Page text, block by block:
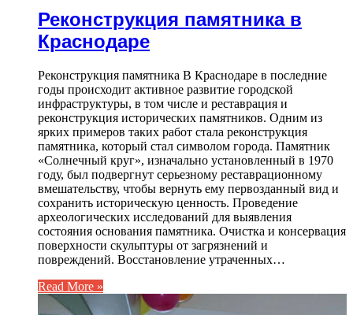
Реконструкция памятника в
Краснодаре
Реконструкция памятника В Краснодаре в последние
годы происходит активное развитие городской
инфраструктуры, в том числе и реставрация и
реконструкция исторических памятников. Одним из
ярких примеров таких работ стала реконструкция
памятника, который стал символом города. Памятник
«Солнечный круг», изначально установленный в 1970
году, был подвергнут серьезному реставрационному
вмешательству, чтобы вернуть ему первозданный вид и
сохранить историческую ценность. Проведение
археологических исследований для выявления
состояния основания памятника. Очистка и консервация
поверхности скульптуры от загрязнений и
повреждений. Восстановление утраченных…
Read More »